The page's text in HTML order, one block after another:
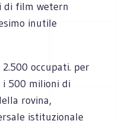
di film wetern
inutile
occupati. per
i 500 milioni di
rovina,
istituzionale